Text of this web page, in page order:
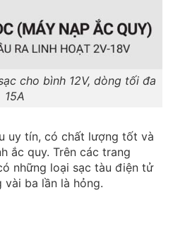
cho bình 12V, dòng tối đa
15A
uy tín, có chất lượng tốt và
ắc quy. Trên các trang
những loại sạc tàu điện tử
ba lần là hỏng.